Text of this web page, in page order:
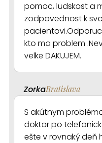
pomoc, ludskost a
zodpovednost k
kto ma problem
velke DAKUJEM.
ZorkaBratislava
S akútnym
doktor po
ešte v rovnaký deň